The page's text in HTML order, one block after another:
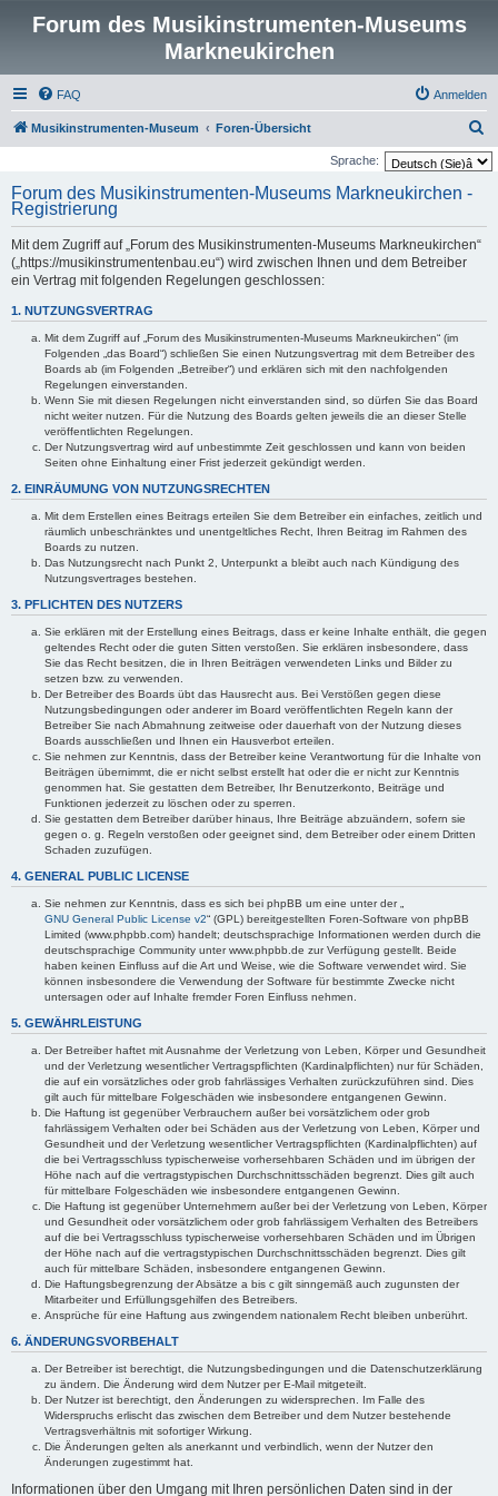
Forum des Musikinstrumenten-Museums
Markneukirchen
FAQ Anmelden
Musikinstrumenten-Museum Foren-Übersicht
u
Sprache:
Forum des Musikinstrumenten-Museums Markneukirchen -
Registrierung
Mit dem Zugriff auf „Forum des Musikinstrumenten-Museums Markneukirchen“
(„https://musikinstrumentenbau.eu“) wird zwischen Ihnen und dem Betreiber
ein Vertrag mit folgenden Regelungen geschlossen:
1. NUTZUNGSVERTRAG
Mit dem Zugriff auf „Forum des Musikinstrumenten-Museums Markneukirchen“ (im
Folgenden „das Board“) schließen Sie einen Nutzungsvertrag mit dem Betreiber des
Boards ab (im Folgenden „Betreiber“) und erklären sich mit den nachfolgenden
Regelungen einverstanden.
Wenn Sie mit diesen Regelungen nicht einverstanden sind, so dürfen Sie das Board
nicht weiter nutzen. Für die Nutzung des Boards gelten jeweils die an dieser Stelle
veröffentlichten Regelungen.
Der Nutzungsvertrag wird auf unbestimmte Zeit geschlossen und kann von beiden
Seiten ohne Einhaltung einer Frist jederzeit gekündigt werden.
2. EINRÄUMUNG VON NUTZUNGSRECHTEN
Mit dem Erstellen eines Beitrags erteilen Sie dem Betreiber ein einfaches, zeitlich und
räumlich unbeschränktes und unentgeltliches Recht, Ihren Beitrag im Rahmen des
Boards zu nutzen.
Das Nutzungsrecht nach Punkt 2, Unterpunkt a bleibt auch nach Kündigung des
Nutzungsvertrages bestehen.
3. PFLICHTEN DES NUTZERS
Sie erklären mit der Erstellung eines Beitrags, dass er keine Inhalte enthält, die gegen
geltendes Recht oder die guten Sitten verstoßen. Sie erklären insbesondere, dass
Sie das Recht besitzen, die in Ihren Beiträgen verwendeten Links und Bilder zu
setzen bzw. zu verwenden.
Der Betreiber des Boards übt das Hausrecht aus. Bei Verstößen gegen diese
Nutzungsbedingungen oder anderer im Board veröffentlichten Regeln kann der
Betreiber Sie nach Abmahnung zeitweise oder dauerhaft von der Nutzung dieses
Boards ausschließen und Ihnen ein Hausverbot erteilen.
Sie nehmen zur Kenntnis, dass der Betreiber keine Verantwortung für die Inhalte von
Beiträgen übernimmt, die er nicht selbst erstellt hat oder die er nicht zur Kenntnis
genommen hat. Sie gestatten dem Betreiber, Ihr Benutzerkonto, Beiträge und
Funktionen jederzeit zu löschen oder zu sperren.
Sie gestatten dem Betreiber darüber hinaus, Ihre Beiträge abzuändern, sofern sie
gegen o. g. Regeln verstoßen oder geeignet sind, dem Betreiber oder einem Dritten
Schaden zuzufügen.
4. GENERAL PUBLIC LICENSE
Sie nehmen zur Kenntnis, dass es sich bei phpBB um eine unter der „
GNU General Public License v2“ (GPL) bereitgestellten Foren-Software von phpBB
Limited (www.phpbb.com) handelt; deutschsprachige Informationen werden durch die
deutschsprachige Community unter www.phpbb.de zur Verfügung gestellt. Beide
haben keinen Einfluss auf die Art und Weise, wie die Software verwendet wird. Sie
können insbesondere die Verwendung der Software für bestimmte Zwecke nicht
untersagen oder auf Inhalte fremder Foren Einfluss nehmen.
5. GEWÄHRLEISTUNG
Der Betreiber haftet mit Ausnahme der Verletzung von Leben, Körper und Gesundheit
und der Verletzung wesentlicher Vertragspflichten (Kardinalpflichten) nur für Schäden,
die auf ein vorsätzliches oder grob fahrlässiges Verhalten zurückzuführen sind. Dies
gilt auch für mittelbare Folgeschäden wie insbesondere entgangenen Gewinn.
Die Haftung ist gegenüber Verbrauchern außer bei vorsätzlichem oder grob
fahrlässigem Verhalten oder bei Schäden aus der Verletzung von Leben, Körper und
Gesundheit und der Verletzung wesentlicher Vertragspflichten (Kardinalpflichten) auf
die bei Vertragsschluss typischerweise vorhersehbaren Schäden und im übrigen der
Höhe nach auf die vertragstypischen Durchschnittsschäden begrenzt. Dies gilt auch
für mittelbare Folgeschäden wie insbesondere entgangenen Gewinn.
Die Haftung ist gegenüber Unternehmern außer bei der Verletzung von Leben, Körper
und Gesundheit oder vorsätzlichem oder grob fahrlässigem Verhalten des Betreibers
auf die bei Vertragsschluss typischerweise vorhersehbaren Schäden und im Übrigen
der Höhe nach auf die vertragstypischen Durchschnittsschäden begrenzt. Dies gilt
auch für mittelbare Schäden, insbesondere entgangenen Gewinn.
Die Haftungsbegrenzung der Absätze a bis c gilt sinngemäß auch zugunsten der
Mitarbeiter und Erfüllungsgehilfen des Betreibers.
Ansprüche für eine Haftung aus zwingendem nationalem Recht bleiben unberührt.
6. ÄNDERUNGSVORBEHALT
Der Betreiber ist berechtigt, die Nutzungsbedingungen und die Datenschutzerklärung
zu ändern. Die Änderung wird dem Nutzer per E-Mail mitgeteilt.
Der Nutzer ist berechtigt, den Änderungen zu widersprechen. Im Falle des
Widerspruchs erlischt das zwischen dem Betreiber und dem Nutzer bestehende
Vertragsverhältnis mit sofortiger Wirkung.
Die Änderungen gelten als anerkannt und verbindlich, wenn der Nutzer den
Änderungen zugestimmt hat.
Informationen über den Umgang mit Ihren persönlichen Daten sind in der